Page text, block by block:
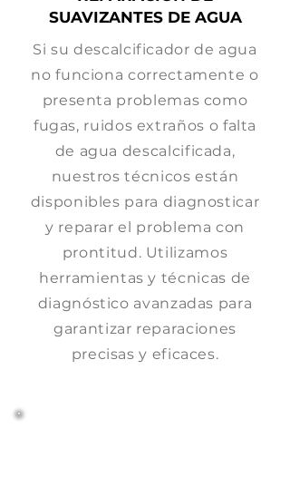
SUAVIZANTES DE AGUA
Si su descalcificador de agua
no funciona correctamente o
presenta problemas como
fugas, ruidos extraños o falta
de agua descalcificada,
nuestros técnicos están
disponibles para diagnosticar
y reparar el problema con
prontitud. Utilizamos
herramientas y técnicas de
diagnóstico avanzadas para
garantizar reparaciones
precisas y eficaces.